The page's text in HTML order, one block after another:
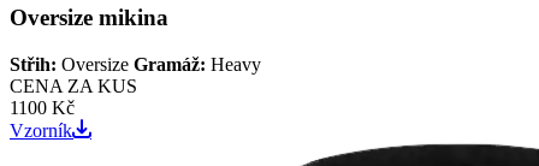
Oversize mikina
Střih: Oversize Gramáž: Heavy
CENA ZA KUS
1100 Kč
Vzorník